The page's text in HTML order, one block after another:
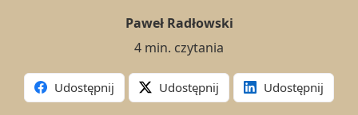
Paweł Radłowski
4 min. czytania
Udostępnij Udostępnij Udostępnij